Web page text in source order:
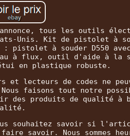
l'annonce, tous les outils
Unis. Kit de pistolet à
: pistolet à souder D550
à flux, outil d'aide à la
en plastique robuste.
et lecteurs de codes ne
faisons tout notre
des produits de qualité à
souhaitez savoir si
savoir. Nous sommes